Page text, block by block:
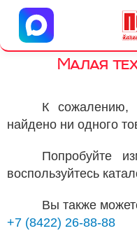
Центр
г.
Малая
К сожалению,
найдено ни одного
Попробуйте
воспользуйтесь
Вы также
+7 (8422) 26-88-88